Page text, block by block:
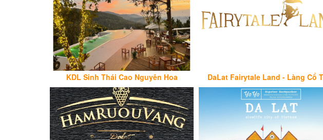
KDL Sinh Thái Cao Nguyên Hoa DaLat Fairytale Land - Làng Cổ